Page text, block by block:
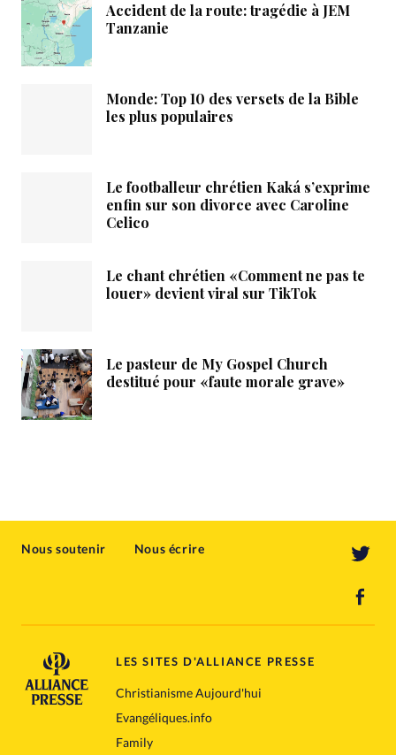
Accident de la route: tragédie à JEM
Tanzanie
Monde: Top 10 des versets de la Bible
les plus populaires
Le footballeur chrétien Kaká s’exprime
enfin sur son divorce avec Caroline
Celico
Le chant chrétien «Comment ne pas te
louer» devient viral sur TikTok
Le pasteur de My Gospel Church
destitué pour «faute morale grave»
Nous soutenir Nous écrire
LES SITES D'ALLIANCE PRESSE
Christianisme Aujourd'hui
Evangéliques.info
Family